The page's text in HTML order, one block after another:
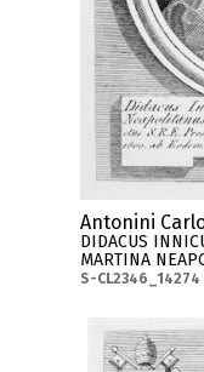
Antonini
DIDACUS
MARTINA
S-CL2346_14274